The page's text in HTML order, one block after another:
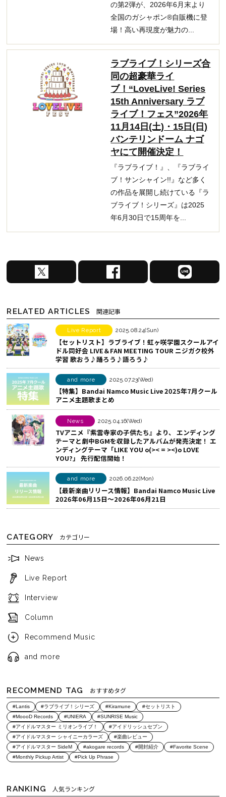
の第2弾が、2026年6月末より
全国のガシャポン®自販機に登
場！高い再現度が魅力の...
ラブライブ！シリーズ合
同の超豪華ライ
ブ！“LoveLive! Series
15th Anniversary ラブ
ライブ！フェス”2026年
11月14日(土)・15日(日)
バンテリンドーム ナゴ
ヤにて開催決定！
『ラブライブ！』、『ラブライ
ブ！サンシャイン!!』など多く
の作品を展開し続けている『ラ
ブライブ！シリーズ』は2025
年6月30日で15周年を...
X
で
ア
す
る
F
a
b
o
o
k
で
シ
ェ
ア
す
る
L
I
で
シ
ェ
ア
す
る
RELATED ARTICLES 関連記事
Live Report 2025.08.24(Sun)
【セットリスト】ラブライブ！虹ヶ咲学園スクールアイ
ドル同好会 LIVE＆FAN MEETING TOUR ニジガク校外
学習 歌おう♪踊ろう♪語ろう♪
and more 2025.07.23(Wed)
【特集】Bandai Namco Music Live 2025年7月クール
アニメ主題歌まとめ
News 2025.04.16(Wed)
TVアニメ『紫雲寺家の子供たち』より、 エンディング
テーマと劇中BGMを収録したアルバムが発売決定！ エ
ンディングテーマ「LIKE YOU o(>< = ><)o LOVE
YOU?」 先行配信開始！
and more 2026.06.22(Mon)
【最新楽曲リリース情報】Bandai Namco Music Live
2026年06月15日～2026年06月21日
CATEGORY カテゴリー
News
Live Report
Interview
Column
Recommend Music
and more
RECOMMEND TAG おすすめタグ
#Lantis #ラブライブ！シリーズ #Kiramune
#セットリスト
#MoooD Records
#UNIERA
#SUNRISE Music
#アイドルマスター ミリオンライブ！
#アイドリッシュセブン
#アイドルマスター シャイニーカラーズ
#楽曲レビュー
#アイドルマスター SideM
#akogare records #開封紹介
#Favorite Scene
#Monthly Pickup Artist
#Pick Up Phrase
RANKING 人気ランキング